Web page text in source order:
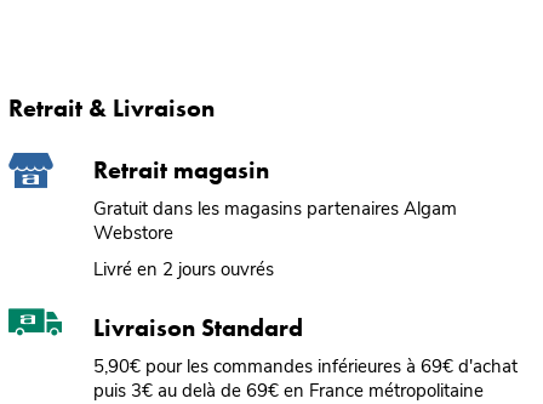
Retrait & Livraison
Retrait magasin
Gratuit dans les magasins partenaires Algam
Webstore
Livré en 2 jours ouvrés
Livraison Standard
5,90€ pour les commandes inférieures à 69€ d'achat
puis 3€ au delà de 69€ en France métropolitaine